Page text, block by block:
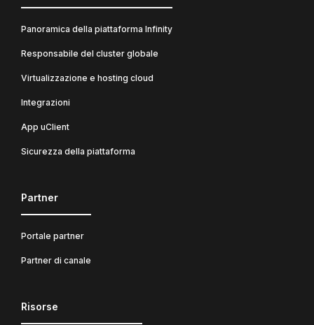
Panoramica della piattaforma Infinity
Responsabile del cluster globale
Virtualizzazione e hosting cloud
Integrazioni
App uClient
Sicurezza della piattaforma
Partner
Portale partner
Partner di canale
Risorse